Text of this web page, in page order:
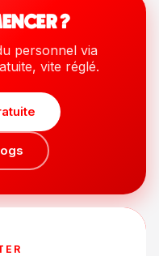
?
personnel via
vite réglé.